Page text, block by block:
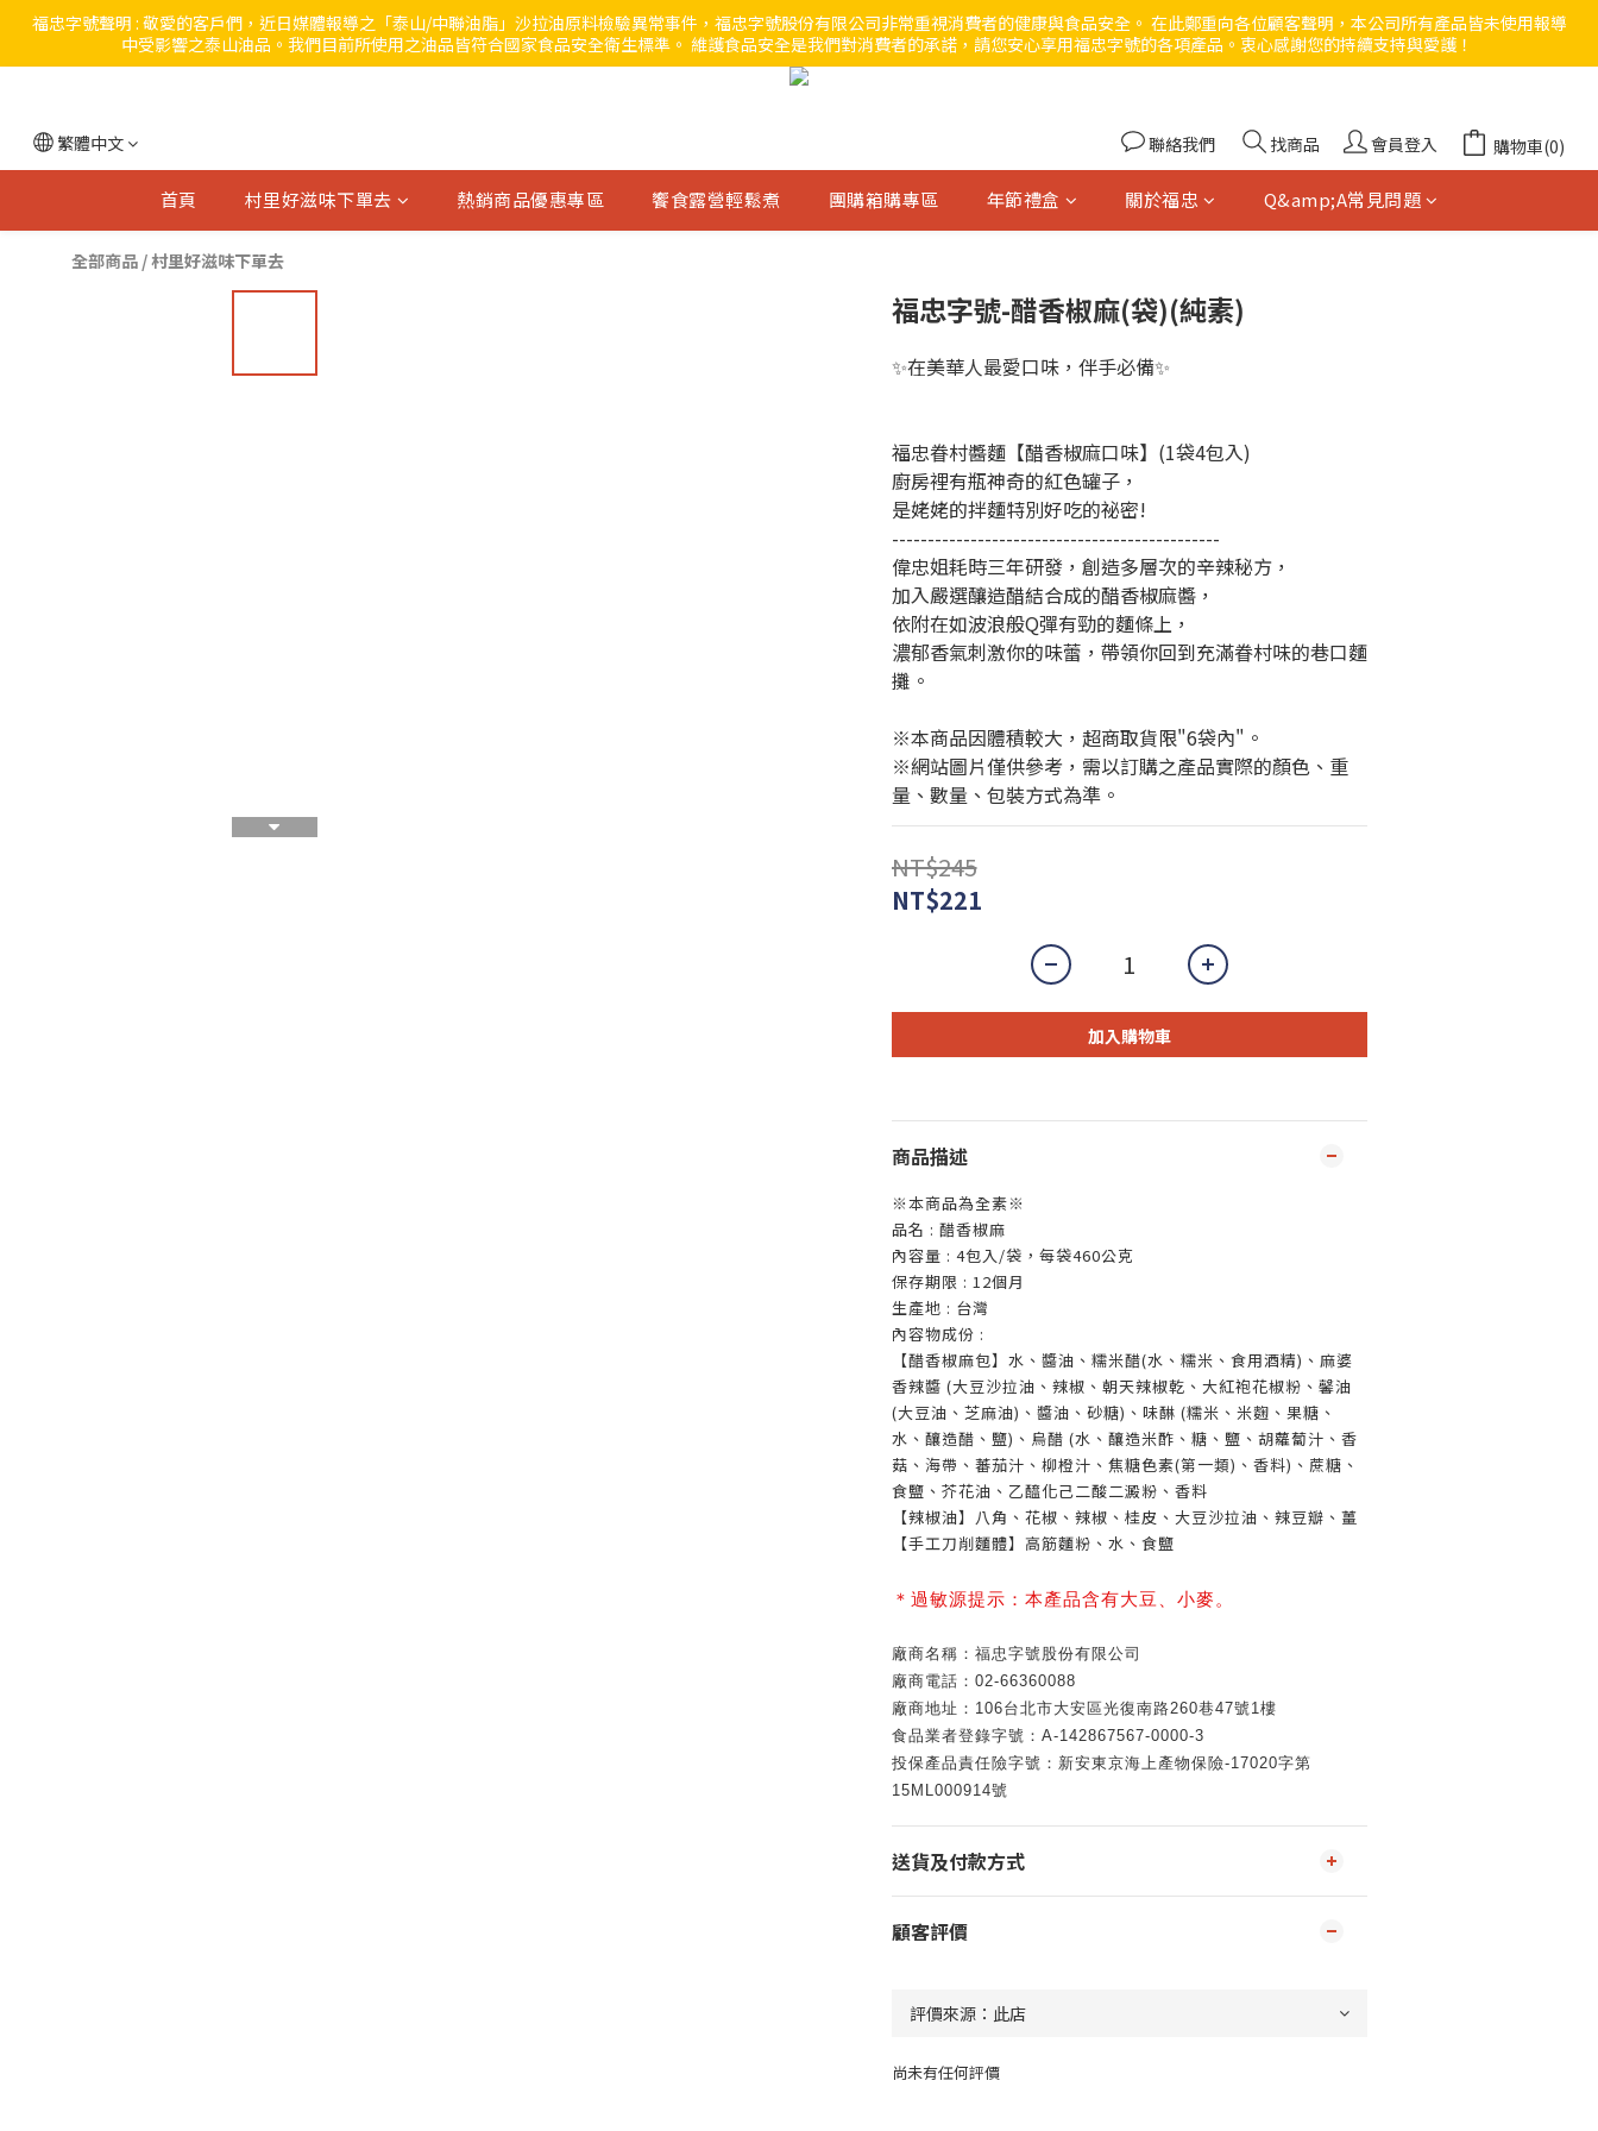
福忠字號聲明 : 敬愛的客戶們，近日媒體報導之「泰山/中聯油脂」沙拉油原料檢驗異常事件，福忠字號股份有限公司非常重視消費者的健康與食品安全。 在此鄭重向各位顧客聲明，本公司所有產品皆未使用報導
中受影響之泰山油品。我們目前所使用之油品皆符合國家食品安全衛生標準。 維護食品安全是我們對消費者的承諾，請您安心享用福忠字號的各項產品。衷心感謝您的持續支持與愛護！
繁體中文 聯絡我們 找商品 會員登入 購物車(0)
首頁 村里好滋味下單去 熱銷商品優惠專區 饗食露營輕鬆煮 團購箱購專區 年節禮盒 關於福忠 Q&amp;A常見問題
全部商品 /村里好滋味下單去
福忠字號-醋香椒麻(袋)(純素)
✨在美華人最愛口味，伴手必備✨
福忠眷村醬麵【醋香椒麻口味】(1袋4包入)
廚房裡有瓶神奇的紅色罐子，
是姥姥的拌麵特別好吃的祕密!
----------------------------------------------
偉忠姐耗時三年研發，創造多層次的辛辣秘方，
加入嚴選釀造醋結合成的醋香椒麻醬，
依附在如波浪般Q彈有勁的麵條上，
濃郁香氣刺激你的味蕾，帶領你回到充滿眷村味的巷口麵
攤。
※本商品因體積較大，超商取貨限"6袋內"。
※網站圖片僅供參考，需以訂購之產品實際的顏色、重
量、數量、包裝方式為準。
NT$245
NT$221
加入購物車
商品描述
※本商品為全素※
品名 : 醋香椒麻
內容量 : 4包入/袋，每袋460公克
保存期限 : 12個月
生產地 : 台灣
內容物成份 :
【醋香椒麻包】水、醬油、糯米醋(水、糯米、食用酒精)、麻婆
香辣醬 (大豆沙拉油、辣椒、朝天辣椒乾、大紅袍花椒粉、馨油
(大豆油、芝麻油)、醬油、砂糖)、味醂 (糯米、米麴、果糖、
水、釀造醋、鹽)、烏醋 (水、釀造米酢、糖、鹽、胡蘿蔔汁、香
菇、海帶、蕃茄汁、柳橙汁、焦糖色素(第一類)、香料)、蔗糖、
食鹽、芥花油、乙醯化己二酸二澱粉、香料
【辣椒油】八角、花椒、辣椒、桂皮、大豆沙拉油、辣豆瓣、薑
【手工刀削麵體】高筋麵粉、水、食鹽
＊過敏源提示：本產品含有大豆、小麥。
廠商名稱：福忠字號股份有限公司
廠商電話：02-66360088
廠商地址：106台北市大安區光復南路260巷47號1樓
食品業者登錄字號：A-142867567-0000-3
投保產品責任險字號：新安東京海上產物保險-17020字第
15ML000914號
送貨及付款方式
顧客評價
尚未有任何評價